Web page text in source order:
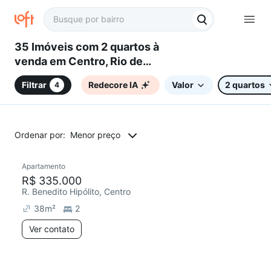
35 Imóveis com 2 quartos à
venda em Centro, Rio de
Janeiro, RJ
Filtrar 4 Redecore IA Valor 2 quartos
Ordenar por: Menor preço
Chegou este mês
Apartamento
R$ 335.000
R. Benedito Hipólito, Centro
38m²
2
Ver contato